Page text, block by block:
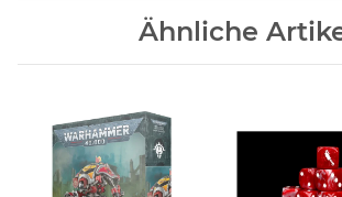
Ähnliche